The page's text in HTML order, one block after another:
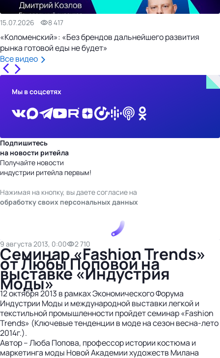
15.07.2026 8 417
«Коломенский»: «Без брендов дальнейшего развития
рынка готовой еды не будет»
Все видео
Мы в соцсетях
Подпишитесь
на новости ритейла
Получайте новости
индустрии ритейла первым!
Нажимая на кнопку, вы даете согласие на
обработку своих персональных данных
9 августа 2013, 0:00 2 710
Семинар «Fashion Trends»
от Любы Поповой на
выставке «Индустрия
Моды»
12 октября 2013 в рамках Экономического Форума
Индустрии Моды и международной выставки легкой и
текстильной промышленности пройдет семинар «Fashion
Trends» (Ключевые тенденции в моде на сезон весна-лето
2014г.).
Автор – Люба Попова, профессор истории костюма и
маркетинга моды Новой Академии художеств Милана